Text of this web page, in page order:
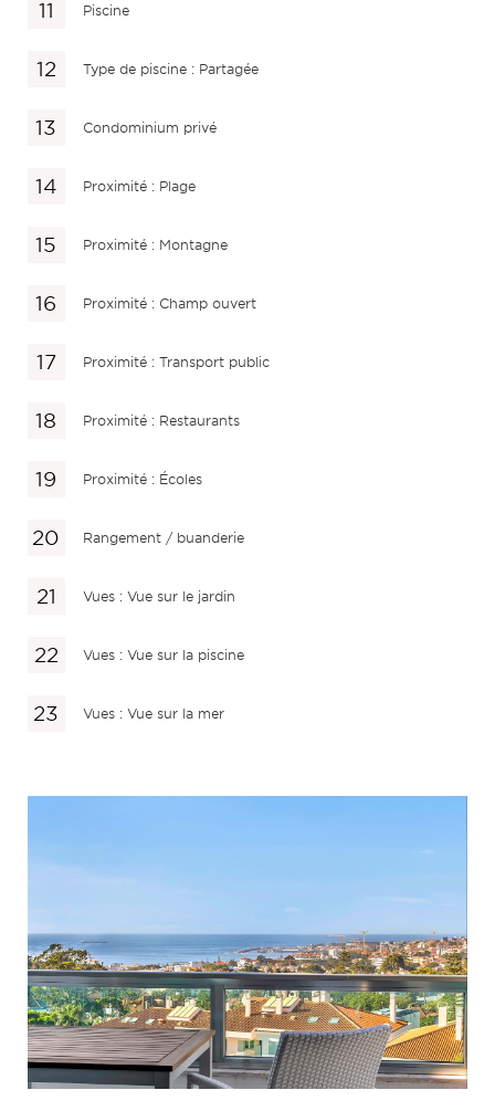
Piscine
Type de piscine : Partagée
Condominium privé
Proximité : Plage
Proximité : Montagne
Proximité : Champ ouvert
Proximité : Transport public
Proximité : Restaurants
Proximité : Écoles
Rangement / buanderie
Vues : Vue sur le jardin
Vues : Vue sur la piscine
Vues : Vue sur la mer